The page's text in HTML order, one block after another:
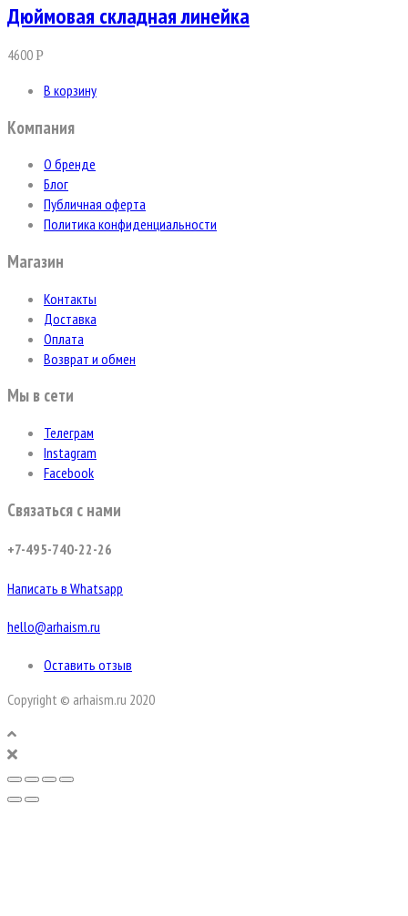
Дюймовая складная линейка
4600Р
В корзину
Компания
О бренде
Блог
Публичная оферта
Политика конфиденциальности
Магазин
Контакты
Доставка
Оплата
Возврат и обмен
Мы в сети
Телеграм
Instagram
Facebook
Связаться с нами
+7-495-740-22-26
Написать в Whatsapp
hello@arhaism.ru
Оставить отзыв
Copyright © arhaism.ru 2020